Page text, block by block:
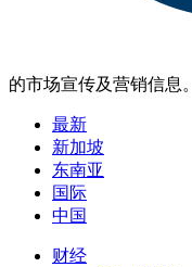
的市场宣传及营销信息。
最新
新加坡
东南亚
国际
中国
财经